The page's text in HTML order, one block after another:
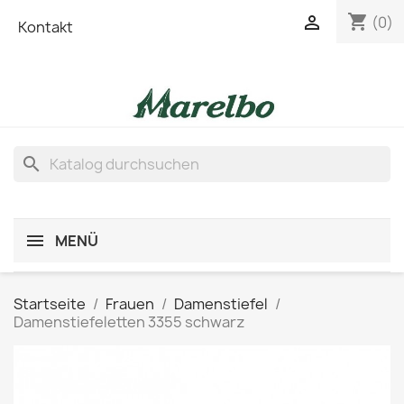
Kontakt shopping_cart (0)

search
MENÜ
Startseite Frauen
Damenstiefel
Damenstiefeletten 3355 schwarz